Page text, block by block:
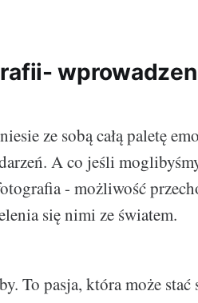
ze sobą całą paletę
A co jeśli
- możliwość
się nimi ze światem.
To pasja, która może stać